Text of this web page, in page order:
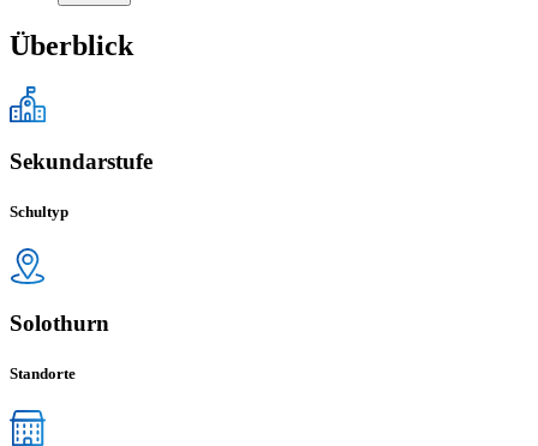
Überblick
Sekundarstufe
Schultyp
Solothurn
Standorte